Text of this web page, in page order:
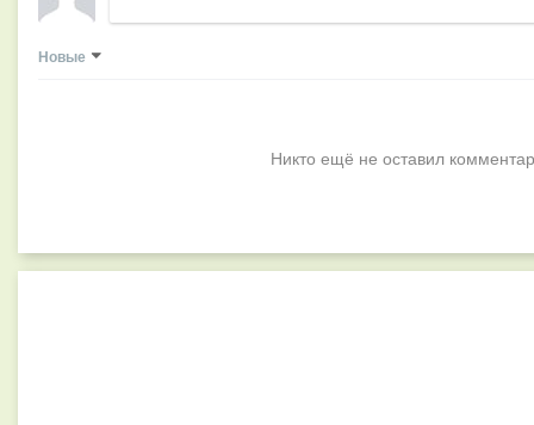
Новые
Никто ещё не оставил